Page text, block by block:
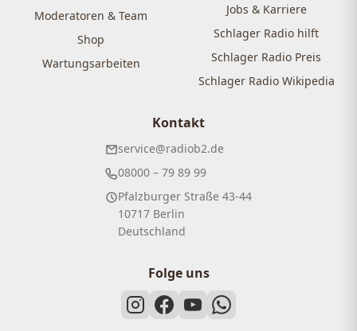
Moderatoren & Team
Shop
Wartungsarbeiten
Jobs & Karriere
Schlager Radio hilft
Schlager Radio Preis
Schlager Radio Wikipedia
Kontakt
service@radiob2.de
08000 – 79 89 99
Pfalzburger Straße 43-44
10717 Berlin
Deutschland
Folge uns